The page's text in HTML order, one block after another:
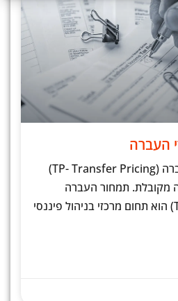
העברה
עדכון עבודת מחירי העברה (TP- Transfer Pricing)
מקובלת. תמחור העברה
(Transfer Pricing, TP) הוא תחום מרכזי בניהול פיננסי